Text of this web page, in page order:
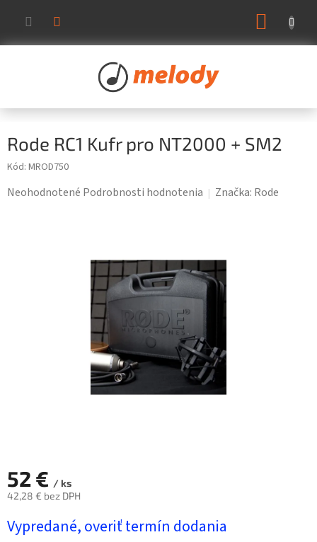
obsah
Rode RC1 Kufr pro NT2000 + SM2
Kód: MROD750
Priemerné
Neohodnotené Podrobnosti hodnotenia Značka: Rode
52 € / ks
42,28 € bez DPH
cena:
Vypredané, overiť termín dodania